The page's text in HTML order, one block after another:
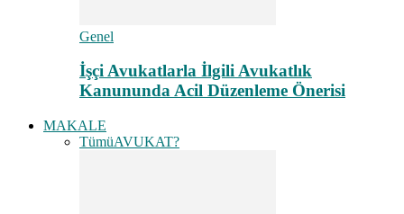
Genel
İşçi Avukatlarla İlgili Avukatlık
Kanununda Acil Düzenleme Önerisi
MAKALE
TümüAVUKAT?